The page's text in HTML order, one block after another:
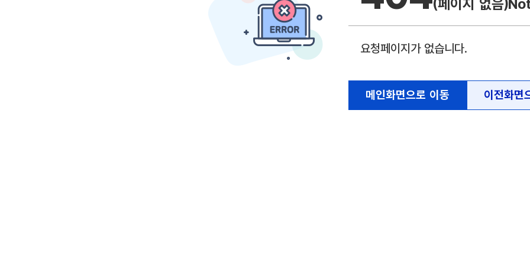
(페이지 없음)
요청페이지가 없습니다.
메인화면으로 이동 이전화면